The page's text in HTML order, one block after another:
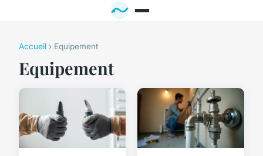
Accueil › Equipement
Equipement